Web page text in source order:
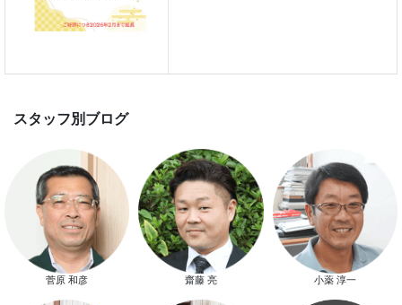
スマートハウス 完成見学会開催
菅原 和彦 齋藤 亮 小薬 淳一